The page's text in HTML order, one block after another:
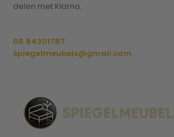
delen met Klarna.
06 84301787
spiegelmeubels@gmail.com